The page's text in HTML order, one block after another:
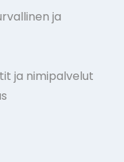
ja
ja nimipalvelut